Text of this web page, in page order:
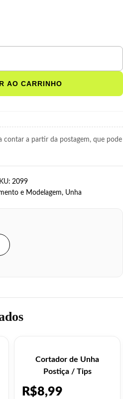
AO CARRINHO
contar a partir da postagem, que pode
2099
e Modelagem, Unha
Cortador de Unha
Postiça / Tips
R$8,99